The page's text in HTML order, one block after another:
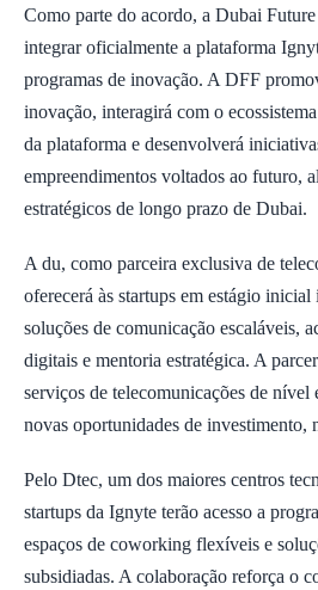
Como parte do acordo, a Dubai
integrar oficialmente a plataforma
programas de inovação. A DFF
inovação, interagirá com o
da plataforma e desenvolverá
empreendimentos voltados ao futuro,
estratégicos de longo prazo de Dubai.
A du, como parceira exclusiva de
oferecerá às startups em estágio
soluções de comunicação escaláveis,
digitais e mentoria estratégica. A
serviços de telecomunicações de nível
novas oportunidades de investimento,
Pelo Dtec, um dos maiores centros
startups da Ignyte terão acesso a
espaços de coworking flexíveis e
subsidiadas. A colaboração reforça o